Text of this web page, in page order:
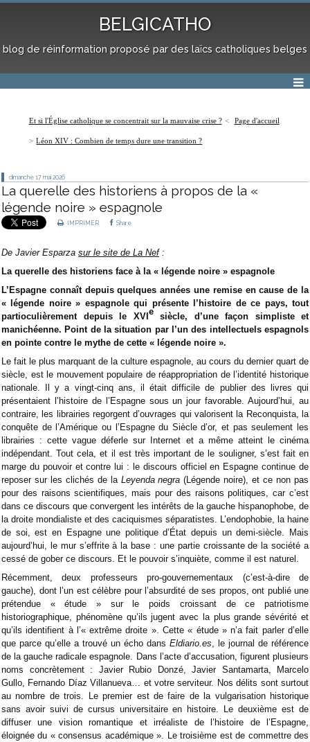
BELGICATHO
blog de réinformation proposé par des laïcs catholiques belges
Et si l'Église catholique se concentrait sur la mauvaise crise ? Page d'accueil
Léon XIV : Combien de temps dure une transition ?
dimanche 17 mai 2026
La querelle des historiens à propos de la «
légende noire » espagnole
IMPRIMER Share
De Javier Esparza sur le site de La Nef:
La querelle des historiens face à la « légende noire » espagnole
L’Espagne connaît depuis quelques années une remise en cause de la
« légende noire » espagnole qui présente l’histoire de ce pays, tout
partioculièrement depuis le XVI esiècle, d’une façon simpliste et
manichéenne. Point de la situation par l’un des intellectuels espagnols
en pointe contre le mythe de cette « légende noire ».
Le fait le plus marquant de la culture espagnole, au cours du dernier quart de
siècle, est le mouvement populaire de réappropriation de l’identité historique
nationale. Il y a vingt-cinq ans, il était difficile de publier des livres qui
présentaient l’histoire de l’Espagne sous un jour favorable. Aujourd’hui, au
contraire, les librairies regorgent d’ouvrages qui valorisent la Reconquista, la
conquête de l’Amérique ou l’Espagne du Siècle d’or, et pas seulement les
librairies : cette vague déferle sur Internet et a même atteint le cinéma
indépendant. Tout cela, et il est très important de le souligner, s’est fait en
marge du pouvoir et contre lui : le discours officiel en Espagne continue de
reposer sur les clichés de la Leyenda negra (Légende noire), et ce non pas
pour des raisons scientifiques, mais pour des raisons politiques, car c’est
dans ce discours que convergent les intérêts de la gauche hispanophobe, de
la droite mondialiste et des caciquismes séparatistes. L’endophobie, la haine
de soi, est en Espagne une politique d’État depuis un demi-siècle. Mais
aujourd’hui, le mur s’effrite à la base : une partie croissante de la société a
cessé de gober ce discours. Et le pouvoir s’inquiète, comme il est naturel.
Récemment, deux professeurs pro-gouvernementaux (c’est-à-dire de
gauche), dont l’un est célèbre pour l’absurdité de ses propos, ont publié une
prétendue « étude » sur le poids croissant de ce patriotisme
historiographique, phénomène qu’ils jugent avec la plus grande sévérité et
qu’ils identifient à l’« extrême droite ». Cette « étude » n’a fait parler d’elle
que parce qu’elle a trouvé un écho dans Eldiario.es, le journal de référence
de la gauche radicale espagnole. Dans l’acte d’accusation, figurent plusieurs
noms concrètement : Javier Rubio Donzé, Javier Santamarta, Marcelo
Gullo, Fernando Díaz Villanueva… et votre serviteur. Nos délits sont surtout
au nombre de trois. Le premier est de faire de la vulgarisation historique
sans avoir suivi de cursus universitaire en histoire. Le deuxième est de
diffuser une vision romantique et irréaliste de l’histoire de l’Espagne,
éloignée du « consensus académique ». Le troisième est de commettre des